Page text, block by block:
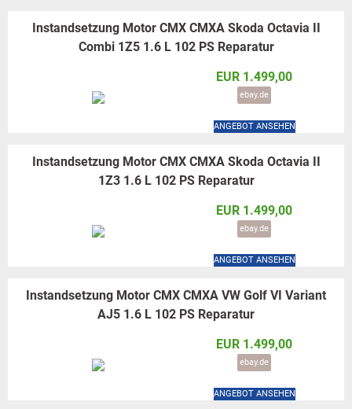
Instandsetzung Motor CMX CMXA Skoda Octavia II
Combi 1Z5 1.6 L 102 PS Reparatur
EUR 1.499,00
ebay.de
ANGEBOT ANSEHEN
Instandsetzung Motor CMX CMXA Skoda Octavia II
1Z3 1.6 L 102 PS Reparatur
EUR 1.499,00
ebay.de
ANGEBOT ANSEHEN
Instandsetzung Motor CMX CMXA VW Golf VI Variant
AJ5 1.6 L 102 PS Reparatur
EUR 1.499,00
ebay.de
ANGEBOT ANSEHEN